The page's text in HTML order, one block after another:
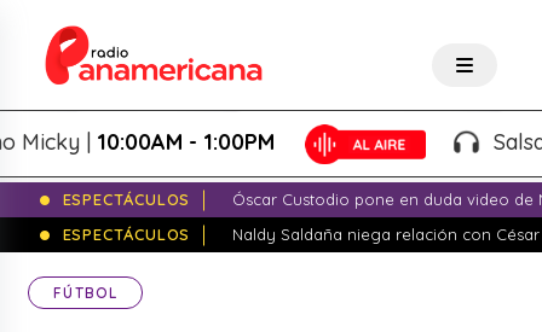
|10:00AM - 1:00PM Salsa
ESPECTÁCULOS
Óscar Custodio pone en duda video de
ESPECTÁCULOS
Naldy Saldaña niega relación con
FÚTBOL